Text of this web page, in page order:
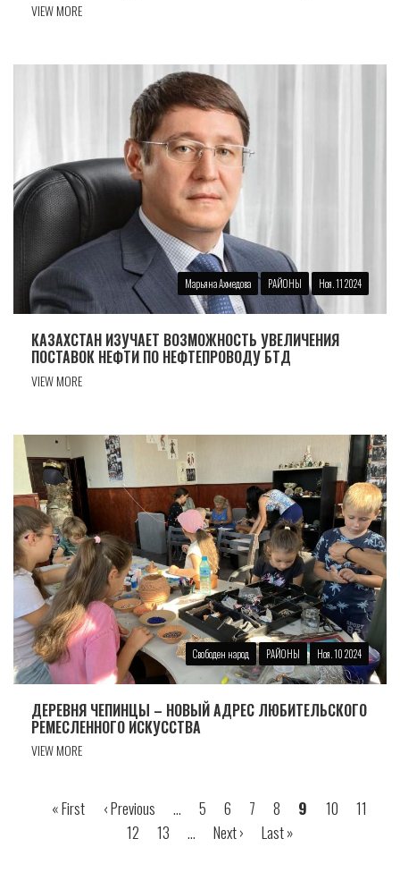
VIEW MORE
Марьяна Ахмедова РАЙОНЫ Ноя. 11 2024
КАЗАХСТАН ИЗУЧАЕТ ВОЗМОЖНОСТЬ УВЕЛИЧЕНИЯ
ПОСТАВОК НЕФТИ ПО НЕФТЕПРОВОДУ БТД
VIEW MORE
Свободен народ РАЙОНЫ Ноя. 10 2024
ДЕРЕВНЯ ЧЕПИНЦЫ – НОВЫЙ АДРЕС ЛЮБИТЕЛЬСКОГО
РЕМЕСЛЕННОГО ИСКУССТВА
VIEW MORE
Нумерация
Первая
« First
Предыдущая
страница
‹ Previous … Страница
5 Страница
6 Страница
7 Страница
8 Страница
9 Страница
10 11
12
Страница
13 …
Следующая
Next ›
Последняя
Last »